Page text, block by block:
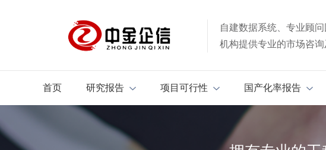
自建数据系统、专业顾问
机构提供专业的市场咨
首页 研究报告 项目可行性 国产化率报告